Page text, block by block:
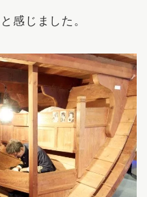
感じました。